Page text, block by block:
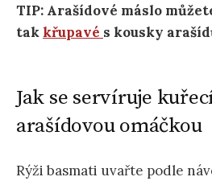
TIP: Arašídové máslo
tak křupavé s kousky
Jak se servíruje
arašídovou omáčkou
Rýži basmati uvařte podle